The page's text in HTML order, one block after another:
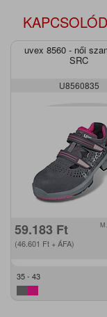
uvex 8560 - női
SRC
U8560835
59.183 Ft
(46.601 Ft + ÁFA)
35 - 43